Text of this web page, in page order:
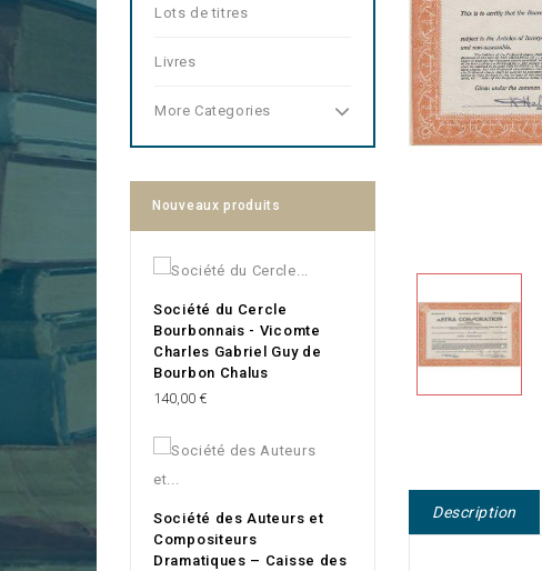
Lots de titres
Livres
More Categories
Nouveaux produits
Société du Cercle
Bourbonnais - Vicomte
Charles Gabriel Guy de
Bourbon Chalus
Prix
140,00 €
Société des Auteurs et
Compositeurs
Dramatiques – Caisse des
Description